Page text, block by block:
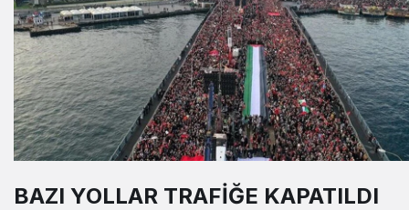
BAZI YOLLAR TRAFİĞE KAPATILDI